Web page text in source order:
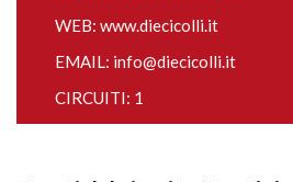
WEB: www.diecicolli.it
EMAIL: info@diecicolli.it
CIRCUITI: 1